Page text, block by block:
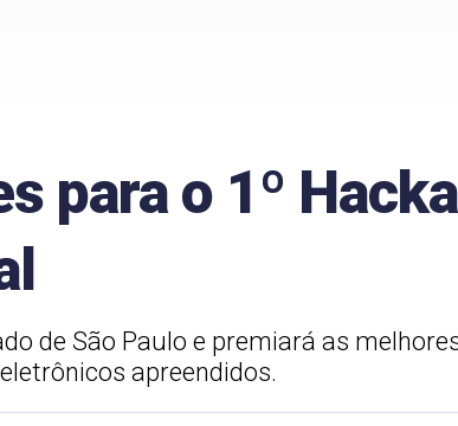
para o 1º
de São Paulo e premiará as
apreendidos.